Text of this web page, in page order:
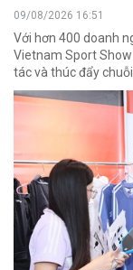
09/08/2026 16:51
Với hơn 400 doanh
Vietnam Sport
tác và thúc đẩy